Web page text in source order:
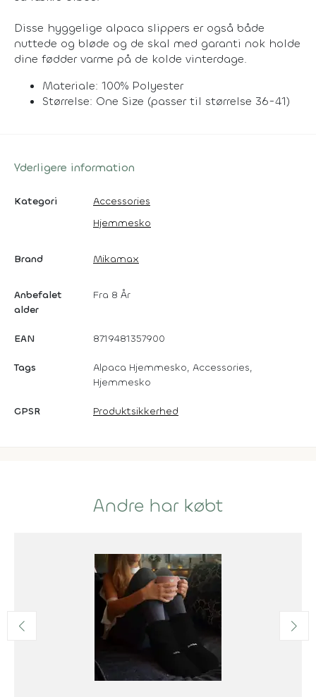
Disse hyggelige alpaca slippers er også både
nuttede og bløde og de skal med garanti nok holde
dine fødder varme på de kolde vinterdage.
Materiale: 100% Polyester
Størrelse: One Size (passer til størrelse 36-41)
Yderligere information
Kategori
Accessories
Hjemmesko
Brand Mikamax
Anbefalet
alder
Fra 8 År
EAN 8719481357900
Tags
Alpaca Hjemmesko, Accessories,
Hjemmesko
GPSR Produktsikkerhed
Andre har købt